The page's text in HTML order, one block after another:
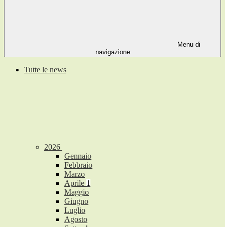
Menu di
navigazione
Tutte le news
2026
Gennaio
Febbraio
Marzo
Aprile 1
Maggio
Giugno
Luglio
Agosto